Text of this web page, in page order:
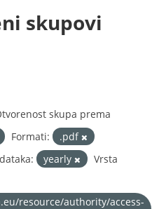
skupovi
skupa prema
Formati:
.pdf
yearly
Vrsta
resource/authority/access-